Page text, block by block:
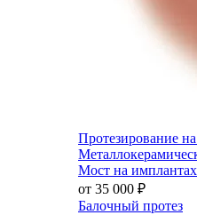
Протезирование
Мост на имплантах
от 35 000 ₽
Балочный протез